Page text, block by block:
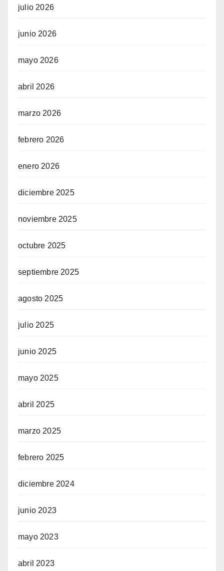
julio 2026
junio 2026
mayo 2026
abril 2026
marzo 2026
febrero 2026
enero 2026
diciembre 2025
noviembre 2025
octubre 2025
septiembre 2025
agosto 2025
julio 2025
junio 2025
mayo 2025
abril 2025
marzo 2025
febrero 2025
diciembre 2024
junio 2023
mayo 2023
abril 2023